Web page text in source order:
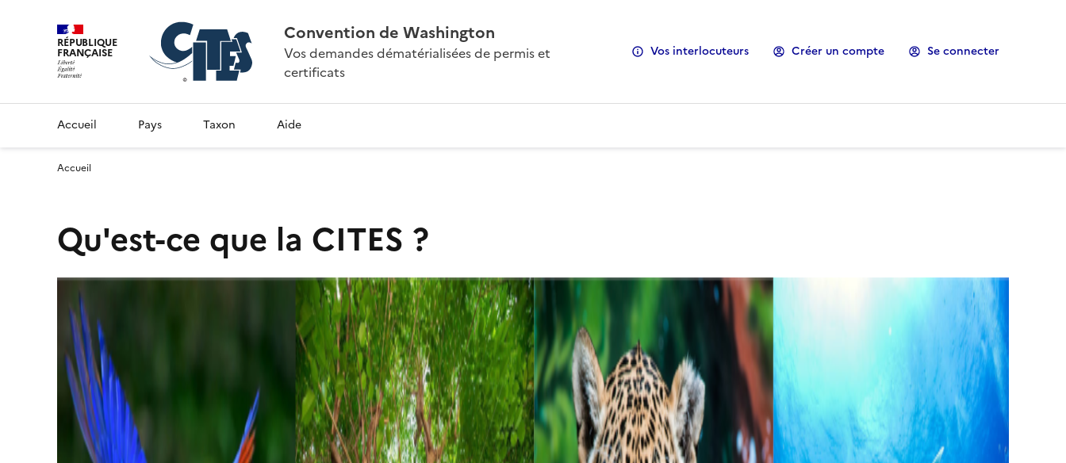
RÉPUBLIQUE
FRANÇAISE
Convention de Washington
Vos demandes dématérialisées de permis et
certificats
Vos interlocuteurs Créer un compte Se connecter
Accueil Pays Taxon Aide
Accueil
Qu'est-ce que la CITES ?